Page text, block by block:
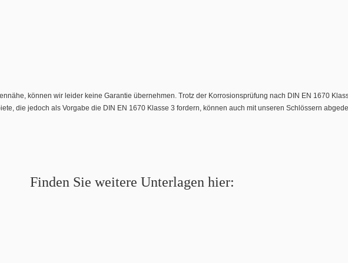
können wir leider keine Garantie übernehmen. Trotz der Korrosionsprüfung nach DIN EN 1670
die jedoch als Vorgabe die DIN EN 1670 Klasse 3 fordern, können auch mit unseren Schlössern
Finden Sie weitere Unterlagen hier: